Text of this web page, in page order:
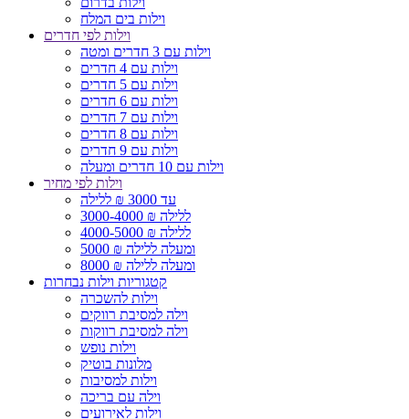
וילות בים המלח
וילות לפי חדרים
וילות עם 3 חדרים ומטה
וילות עם 4 חדרים
וילות עם 5 חדרים
וילות עם 6 חדרים
וילות עם 7 חדרים
וילות עם 8 חדרים
וילות עם 9 חדרים
וילות עם 10 חדרים ומעלה
וילות לפי מחיר
עד 3000 ₪ ללילה
3000-4000 ₪ ללילה
4000-5000 ₪ ללילה
5000 ₪ ומעלה ללילה
8000 ₪ ומעלה ללילה
קטגוריות וילות נבחרות
וילות להשכרה
וילה למסיבת רווקים
וילה למסיבת רווקות
וילות נופש
מלונות בוטיק
וילות למסיבות
וילה עם בריכה
וילות לאירועים